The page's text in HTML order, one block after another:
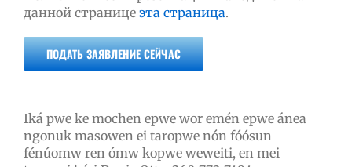
данной странице эта страница.
ПОДАТЬ ЗАЯВЛЕНИЕ СЕЙЧАС
Iká pwe ke mochen epwe wor emén epwe ánea
ngonuk masowen ei taropwe nón fóósun
fénúomw ren ómw kopwe weweiti, en mei